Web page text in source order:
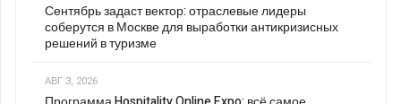
Сентябрь задаст вектор: отраслевые лидеры
соберутся в Москве для выработки антикризисных
решений в туризме
АВГ 3, 2026